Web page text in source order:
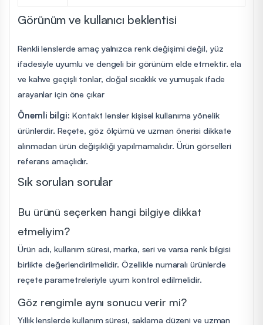
Görünüm ve kullanıcı beklentisi
Renkli lenslerde amaç yalnızca renk değişimi değil, yüz
ifadesiyle uyumlu ve dengeli bir görünüm elde etmektir. ela
ve kahve geçişli tonlar, doğal sıcaklık ve yumuşak ifade
arayanlar için öne çıkar
Önemli bilgi: Kontakt lensler kişisel kullanıma yönelik
ürünlerdir. Reçete, göz ölçümü ve uzman önerisi dikkate
alınmadan ürün değişikliği yapılmamalıdır. Ürün görselleri
referans amaçlıdır.
Sık sorulan sorular
Bu ürünü seçerken hangi bilgiye dikkat
etmeliyim?
Ürün adı, kullanım süresi, marka, seri ve varsa renk bilgisi
birlikte değerlendirilmelidir. Özellikle numaralı ürünlerde
reçete parametreleriyle uyum kontrol edilmelidir.
Göz rengimle aynı sonucu verir mi?
Yıllık lenslerde kullanım süresi, saklama düzeni ve uzman